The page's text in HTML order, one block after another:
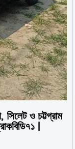
সিলেট ও চট্টগ্রাম
|